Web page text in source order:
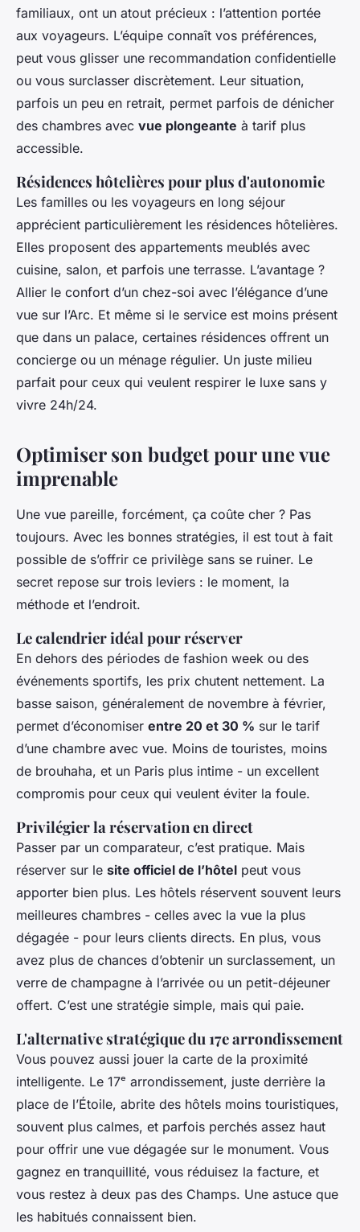
familiaux, ont un atout précieux : l’attention portée
aux voyageurs. L’équipe connaît vos préférences,
peut vous glisser une recommandation confidentielle
ou vous surclasser discrètement. Leur situation,
parfois un peu en retrait, permet parfois de dénicher
des chambres avec vue plongeante à tarif plus
accessible.
Résidences hôtelières pour plus d'autonomie
Les familles ou les voyageurs en long séjour
apprécient particulièrement les résidences hôtelières.
Elles proposent des appartements meublés avec
cuisine, salon, et parfois une terrasse. L’avantage ?
Allier le confort d’un chez-soi avec l’élégance d’une
vue sur l’Arc. Et même si le service est moins présent
que dans un palace, certaines résidences offrent un
concierge ou un ménage régulier. Un juste milieu
parfait pour ceux qui veulent respirer le luxe sans y
vivre 24h/24.
Optimiser son budget pour une vue
imprenable
Une vue pareille, forcément, ça coûte cher ? Pas
toujours. Avec les bonnes stratégies, il est tout à fait
possible de s’offrir ce privilège sans se ruiner. Le
secret repose sur trois leviers : le moment, la
méthode et l’endroit.
Le calendrier idéal pour réserver
En dehors des périodes de fashion week ou des
événements sportifs, les prix chutent nettement. La
basse saison, généralement de novembre à février,
permet d’économiser entre 20 et 30 % sur le tarif
d’une chambre avec vue. Moins de touristes, moins
de brouhaha, et un Paris plus intime - un excellent
compromis pour ceux qui veulent éviter la foule.
Privilégier la réservation en direct
Passer par un comparateur, c’est pratique. Mais
réserver sur le site officiel de l’hôtel peut vous
apporter bien plus. Les hôtels réservent souvent leurs
meilleures chambres - celles avec la vue la plus
dégagée - pour leurs clients directs. En plus, vous
avez plus de chances d’obtenir un surclassement, un
verre de champagne à l’arrivée ou un petit-déjeuner
offert. C’est une stratégie simple, mais qui paie.
L'alternative stratégique du 17e arrondissement
Vous pouvez aussi jouer la carte de la proximité
intelligente. Le 17ᵉ arrondissement, juste derrière la
place de l’Étoile, abrite des hôtels moins touristiques,
souvent plus calmes, et parfois perchés assez haut
pour offrir une vue dégagée sur le monument. Vous
gagnez en tranquillité, vous réduisez la facture, et
vous restez à deux pas des Champs. Une astuce que
les habitués connaissent bien.